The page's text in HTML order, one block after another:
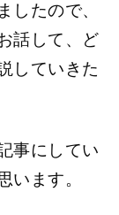
したので、
話して、ど
していきた
事にしてい
います。